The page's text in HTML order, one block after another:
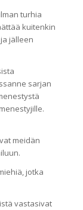
turhia
kuitenkin
jälleen
sarjan
meidän
jotka
vastasivat